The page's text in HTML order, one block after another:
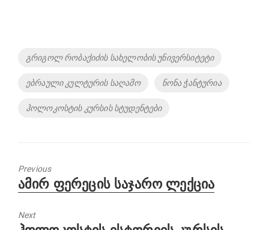
Tags
გრიგოლ რობაქიძის სახელობის უნივერსიტეტი
ებრაული კულტურის საღამო ნონა ჭანტურია
ჰოლოკოსტის კურსის სტუდენტები
Previous
Previous
post:
ამირ ფერეცის საჯარო ლექცია
Next
Next